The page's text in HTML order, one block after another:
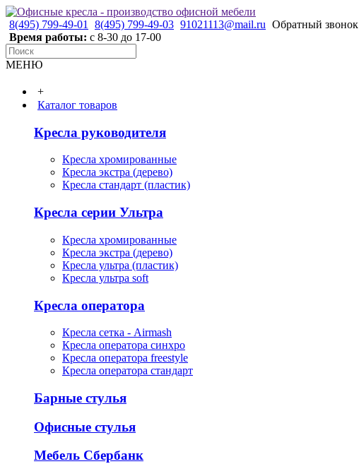
8(495) 799-49-01 8(495) 799-49-03 91021113@mail.ru Обратный звонок
Время работы: с 8-30 до 17-00
МЕНЮ
+
Каталог товаров
Кресла руководителя
Кресла хромированные
Кресла экстра (дерево)
Кресла стандарт (пластик)
Кресла серии Ультра
Кресла хромированные
Кресла экстра (дерево)
Кресла ультра (пластик)
Кресла ультра soft
Кресла оператора
Кресла сетка - Airmash
Кресла оператора синхро
Кресла оператора freestyle
Кресла оператора стандарт
Барные стулья
Офисные стулья
Мебель Сбербанк